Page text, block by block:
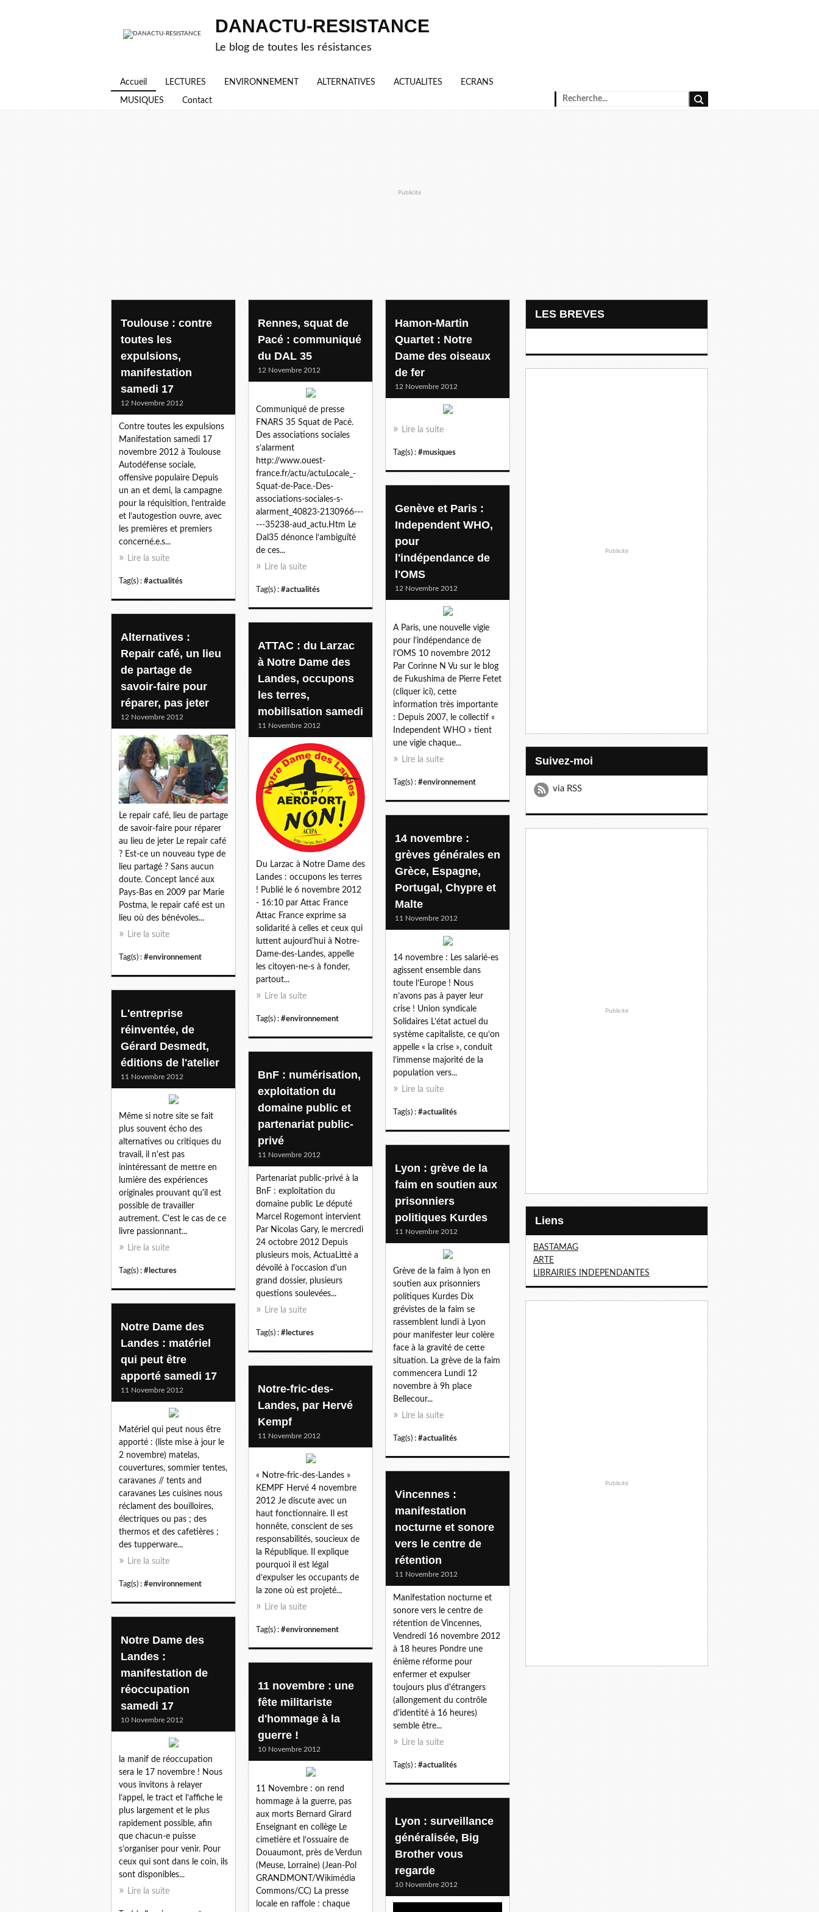
DANACTU-RESISTANCE
Le blog de toutes les résistances
Accueil LECTURES ENVIRONNEMENT ALTERNATIVES ACTUALITES ECRANS
MUSIQUES Contact
Publicité
Toulouse : contre
toutes les
expulsions,
manifestation
samedi 17
12 Novembre 2012
Contre toutes les expulsions
Manifestation samedi 17
novembre 2012 à Toulouse
Autodéfense sociale,
offensive populaire Depuis
un an et demi, la campagne
pour la réquisition, l’entraide
et l’autogestion ouvre, avec
les premières et premiers
concerné.e.s...
Lire la suite
Tag(s) : #actualités
Rennes, squat de
Pacé : communiqué
du DAL 35
12 Novembre 2012
Communiqué de presse
FNARS 35 Squat de Pacé.
Des associations sociales
s’alarment
http://www.ouest-
france.fr/actu/actuLocale_-
Squat-de-Pace.-Des-
associations-sociales-s-
alarment_40823-2130966---
---35238-aud_actu.Htm Le
Dal35 dénonce l’ambiguïté
de ces...
Lire la suite
Tag(s) : #actualités
Hamon-Martin
Quartet : Notre
Dame des oiseaux
de fer
12 Novembre 2012
Lire la suite
Tag(s) : #musiques
Genève et Paris :
Independent WHO,
pour
l'indépendance de
l'OMS
12 Novembre 2012
A Paris, une nouvelle vigie
pour l’indépendance de
l’OMS 10 novembre 2012
Par Corinne N Vu sur le blog
de Fukushima de Pierre Fetet
(cliquer ici), cette
information très importante
: Depuis 2007, le collectif «
Independent WHO » tient
une vigie chaque...
Lire la suite
Tag(s) : #environnement
Alternatives :
Repair café, un lieu
de partage de
savoir-faire pour
réparer, pas jeter
12 Novembre 2012
Le repair café, lieu de partage
de savoir-faire pour réparer
au lieu de jeter Le repair café
? Est-ce un nouveau type de
lieu partagé ? Sans aucun
doute. Concept lancé aux
Pays-Bas en 2009 par Marie
Postma, le repair café est un
lieu où des bénévoles...
Lire la suite
Tag(s) : #environnement
ATTAC : du Larzac
à Notre Dame des
Landes, occupons
les terres,
mobilisation samedi
11 Novembre 2012
Du Larzac à Notre Dame des
Landes : occupons les terres
! Publié le 6 novembre 2012
- 16:10 par Attac France
Attac France exprime sa
solidarité à celles et ceux qui
luttent aujourd'hui à Notre-
Dame-des-Landes, appelle
les citoyen-ne-s à fonder,
partout...
Lire la suite
Tag(s) : #environnement
14 novembre :
grèves générales en
Grèce, Espagne,
Portugal, Chypre et
Malte
11 Novembre 2012
14 novembre : Les salarié-es
agissent ensemble dans
toute l’Europe ! Nous
n’avons pas à payer leur
crise ! Union syndicale
Solidaires L’état actuel du
système capitaliste, ce qu’on
appelle « la crise », conduit
l’immense majorité de la
population vers...
Lire la suite
Tag(s) : #actualités
L'entreprise
réinventée, de
Gérard Desmedt,
éditions de l'atelier
11 Novembre 2012
Même si notre site se fait
plus souvent écho des
alternatives ou critiques du
travail, il n'est pas
inintéressant de mettre en
lumière des expériences
originales prouvant qu'il est
possible de travailler
autrement. C'est le cas de ce
livre passionnant...
Lire la suite
Tag(s) : #lectures
BnF : numérisation,
exploitation du
domaine public et
partenariat public-
privé
11 Novembre 2012
Partenariat public-privé à la
BnF : exploitation du
domaine public Le député
Marcel Rogemont intervient
Par Nicolas Gary, le mercredi
24 octobre 2012 Depuis
plusieurs mois, ActuaLitté a
dévoilé à l'occasion d'un
grand dossier, plusieurs
questions soulevées...
Lire la suite
Tag(s) : #lectures
Lyon : grève de la
faim en soutien aux
prisonniers
politiques Kurdes
11 Novembre 2012
Grève de la faim à lyon en
soutien aux prisonniers
politiques Kurdes Dix
grévistes de la faim se
rassemblent lundi à Lyon
pour manifester leur colère
face à la gravité de cette
situation. La grève de la faim
commencera Lundi 12
novembre à 9h place
Bellecour...
Lire la suite
Tag(s) : #actualités
Notre Dame des
Landes : matériel
qui peut être
apporté samedi 17
11 Novembre 2012
Matériel qui peut nous être
apporté : (liste mise à jour le
2 novembre) matelas,
couvertures, sommier tentes,
caravanes // tents and
caravanes Les cuisines nous
réclament des bouilloires,
électriques ou pas ; des
thermos et des cafetières ;
des tupperware...
Lire la suite
Tag(s) : #environnement
Notre-fric-des-
Landes, par Hervé
Kempf
11 Novembre 2012
« Notre-fric-des-Landes »
KEMPF Hervé 4 novembre
2012 Je discute avec un
haut fonctionnaire. Il est
honnête, conscient de ses
responsabilités, soucieux de
la République. Il explique
pourquoi il est légal
d’expulser les occupants de
la zone où est projeté...
Lire la suite
Tag(s) : #environnement
Vincennes :
manifestation
nocturne et sonore
vers le centre de
rétention
11 Novembre 2012
Manifestation nocturne et
sonore vers le centre de
rétention de Vincennes,
Vendredi 16 novembre 2012
à 18 heures Pondre une
énième réforme pour
enfermer et expulser
toujours plus d'étrangers
(allongement du contrôle
d'identité à 16 heures)
semble être...
Lire la suite
Tag(s) : #actualités
Notre Dame des
Landes :
manifestation de
réoccupation
samedi 17
10 Novembre 2012
la manif de réoccupation
sera le 17 novembre ! Nous
vous invitons à relayer
l’appel, le tract et l’affiche le
plus largement et le plus
rapidement possible, afin
que chacun-e puisse
s’organiser pour venir. Pour
ceux qui sont dans le coin, ils
sont disponibles...
Lire la suite
11 novembre : une
fête militariste
d'hommage à la
guerre !
10 Novembre 2012
11 Novembre : on rend
hommage à la guerre, pas
aux morts Bernard Girard
Enseignant en collège Le
cimetière et l’ossuaire de
Douaumont, près de Verdun
(Meuse, Lorraine) (Jean-Pol
GRANDMONT/Wikimédia
Commons/CC) La presse
locale en raffole : chaque
Lyon : surveillance
généralisée, Big
Brother vous
regarde
10 Novembre 2012
LES BREVES
Publicité
Suivez-moi
via RSS
Publicité
Liens
BASTAMAG
ARTE
LIBRAIRIES INDEPENDANTES
Publicité